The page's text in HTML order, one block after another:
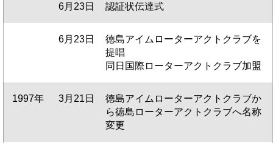
6月23日 認証状伝達式
6月23日
徳島アイムローターアクトクラブを
提唱
同日国際ローターアクトクラブ加盟
1997年 3月21日
徳島アイムローターアクトクラブか
ら徳島ローターアクトクラブへ名称
変更